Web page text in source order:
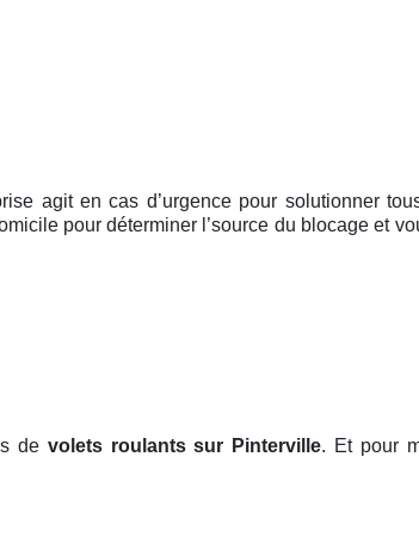
agit en cas d’urgence pour solutionner
pour déterminer l’source du blocage et
de volets roulants sur Pinterville. Et pour